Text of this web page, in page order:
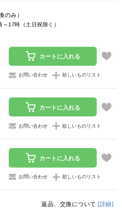
のみ）
～17時（土日祝除く）
カートに入れる
お問い合わせ 欲しいものリスト
カートに入れる
お問い合わせ 欲しいものリスト
カートに入れる
お問い合わせ 欲しいものリスト
返品、交換について [詳細]